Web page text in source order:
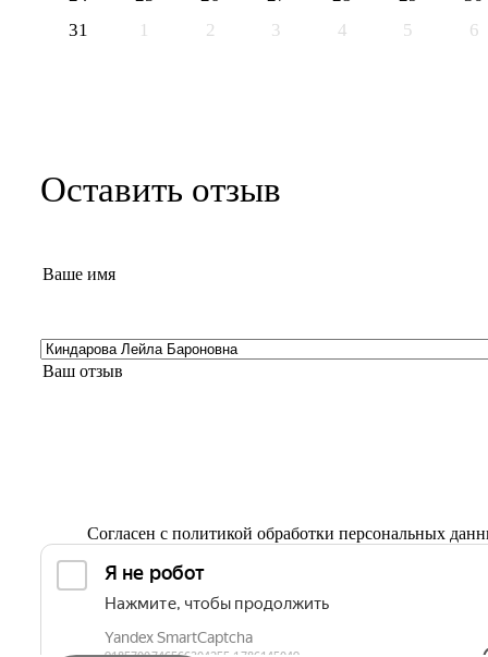
31
1 2 3 4 5 6
Оставить отзыв
Согласен с политикой обработки персональных